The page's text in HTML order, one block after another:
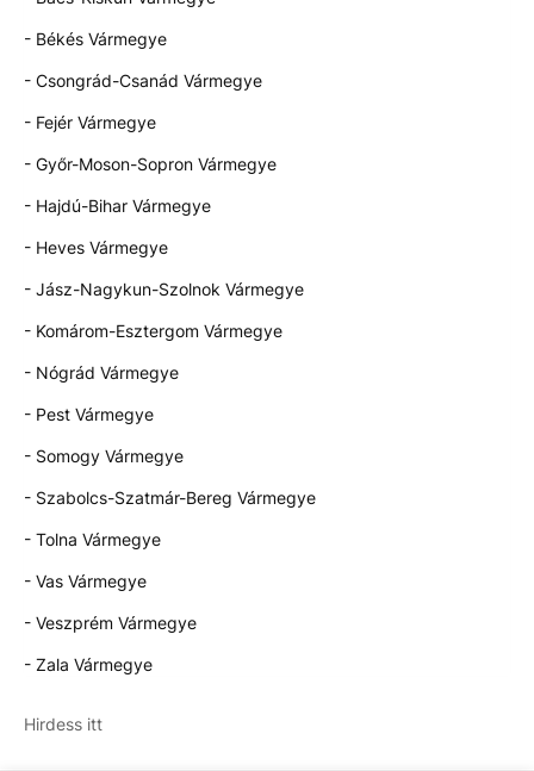
- Békés Vármegye
- Csongrád-Csanád Vármegye
- Fejér Vármegye
- Győr-Moson-Sopron Vármegye
- Hajdú-Bihar Vármegye
- Heves Vármegye
- Jász-Nagykun-Szolnok Vármegye
- Komárom-Esztergom Vármegye
- Nógrád Vármegye
- Pest Vármegye
- Somogy Vármegye
- Szabolcs-Szatmár-Bereg Vármegye
- Tolna Vármegye
- Vas Vármegye
- Veszprém Vármegye
- Zala Vármegye
Hirdess itt